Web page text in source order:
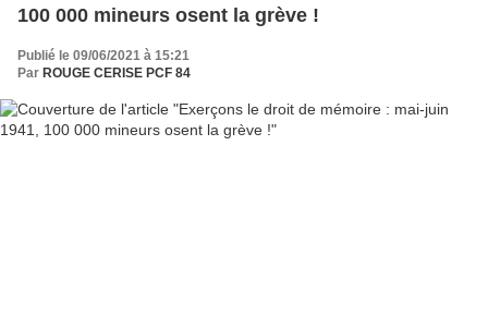
100 000 mineurs osent la grève !
Publié le 09/06/2021 à 15:21
Par ROUGE CERISE PCF 84